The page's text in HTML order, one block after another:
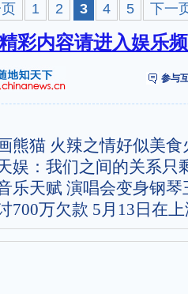
1 2 3 4 5 下一
彩内容请进入娱乐
参与
熊猫 火辣之情好似美食
娱：我们之间的关系只
乐天赋 演唱会变身钢琴
700万欠款 5月13日在